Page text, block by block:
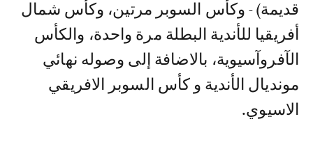
قديمة) - وكأس السوبر مرتين، وكأس شمال
أفريقيا للأندية البطلة مرة واحدة، والكأس
الآفروآسيوية، بالاضافة إلى وصوله نهائي
مونديال الأندية و كأس السوبر الافريقي
الاسيوي.